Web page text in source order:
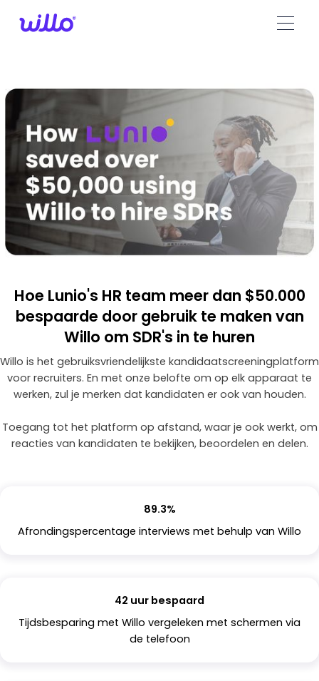
note:
an
accessibility
system.
Hoe Lunio's HR team meer dan $50.000
bespaarde door gebruik te maken van
Willo om SDR's in te huren
Willo is het gebruiksvriendelijkste kandidaatscreeningplatform
voor recruiters. En met onze belofte om op elk apparaat te
werken, zul je merken dat kandidaten er ook van houden.
Toegang tot het platform op afstand, waar je ook werkt, om
reacties van kandidaten te bekijken, beoordelen en delen.
89.3%
Afrondingspercentage interviews met behulp van Willo
42 uur bespaard
Tijdsbesparing met Willo vergeleken met schermen via
de telefoon